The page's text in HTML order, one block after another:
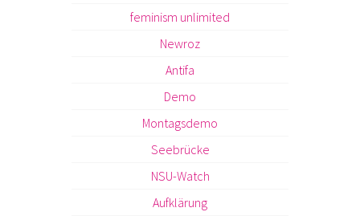
feminism unlimited
Newroz
Antifa
Demo
Montagsdemo
Seebrücke
NSU-Watch
Aufklärung